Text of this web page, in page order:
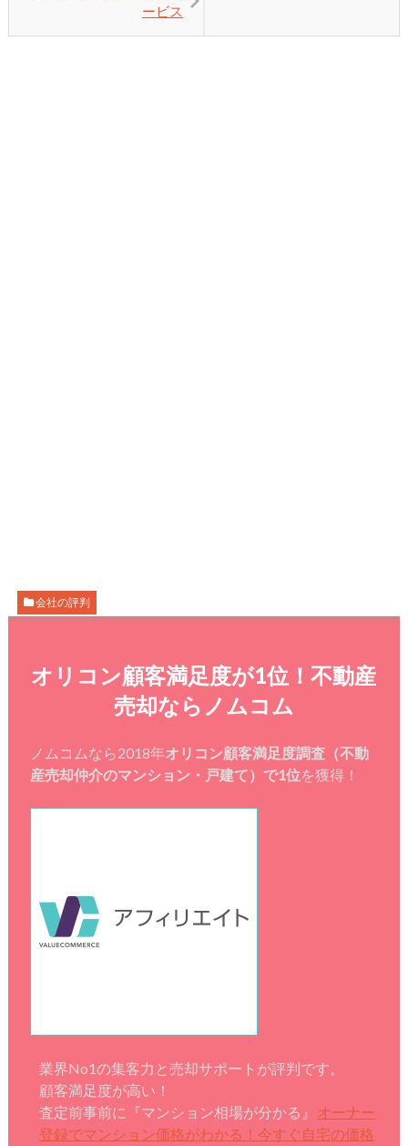
ービス
会社の評判
オリコン顧客満足度が1位！不動産
売却ならノムコム
ノムコムなら2018年オリコン顧客満足度調査（不動
産売却仲介のマンション・戸建て）で1位を獲得！
業界No1の集客力と売却サポートが評判です。
顧客満足度が高い！
査定前事前に『マンション相場が分かる』
オーナー
登録でマンション価格がわかる！今すぐ自宅の価格